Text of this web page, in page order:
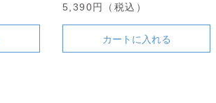
5,390円（税込）
カートに入れる